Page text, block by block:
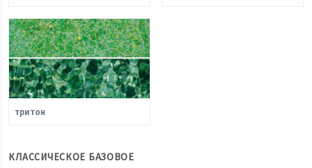
тритон
КЛАССИЧЕСКОЕ БАЗОВОЕ